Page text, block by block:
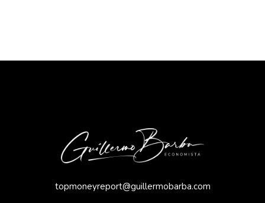
topmoneyreport@guillermobarba.com